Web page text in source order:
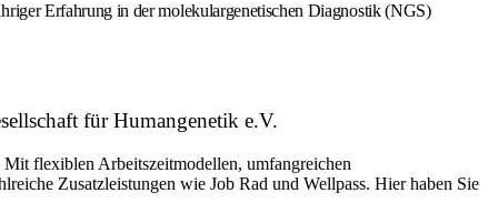
Erfahrung in der molekulargenetischen Diagnostik (NGS)
für Humangenetik e.V.
flexiblen Arbeitszeitmodellen, umfangreichen
Zusatzleistungen wie Job Rad und Wellpass. Hier haben Sie